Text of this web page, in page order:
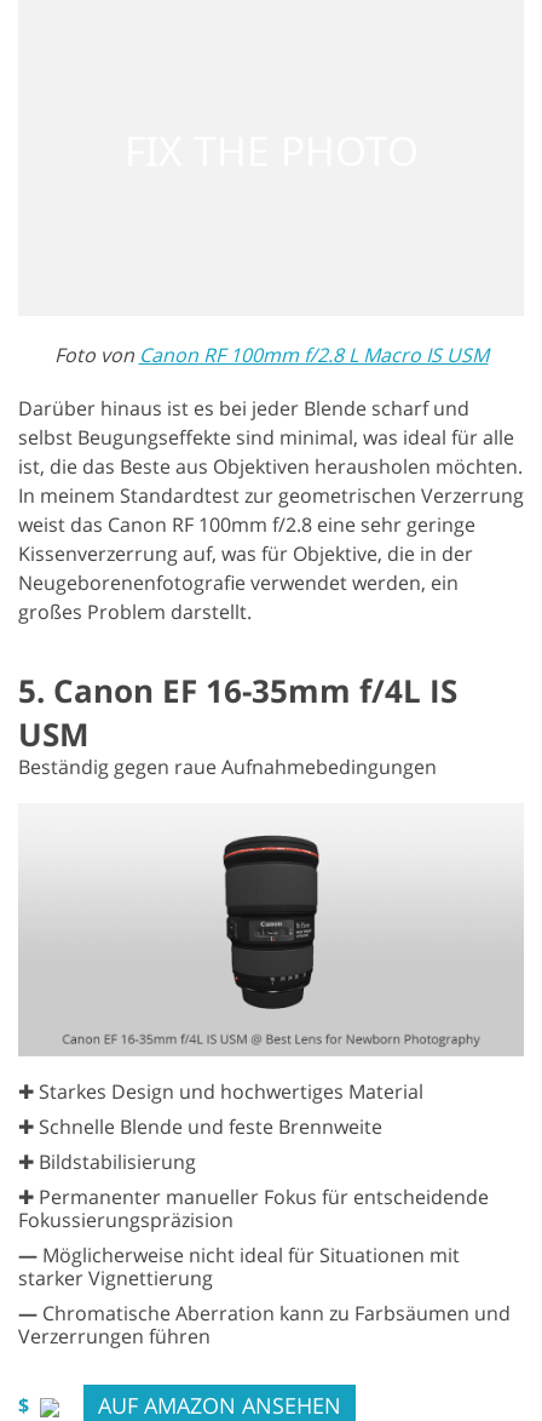
Foto von Canon RF 100mm f/2.8 L Macro IS USM
Darüber hinaus ist es bei jeder Blende scharf und
selbst Beugungseffekte sind minimal, was ideal für alle
ist, die das Beste aus Objektiven herausholen möchten.
In meinem Standardtest zur geometrischen Verzerrung
weist das Canon RF 100mm f/2.8 eine sehr geringe
Kissenverzerrung auf, was für Objektive, die in der
Neugeborenenfotografie verwendet werden, ein
großes Problem darstellt.
5. Canon EF 16-35mm f/4L IS
USM
Beständig gegen raue Aufnahmebedingungen
✚ Starkes Design und hochwertiges Material
✚ Schnelle Blende und feste Brennweite
✚ Bildstabilisierung
✚ Permanenter manueller Fokus für entscheidende
Fokussierungspräzision
— Möglicherweise nicht ideal für Situationen mit
starker Vignettierung
— Chromatische Aberration kann zu Farbsäumen und
Verzerrungen führen
$ AUF AMAZON ANSEHEN